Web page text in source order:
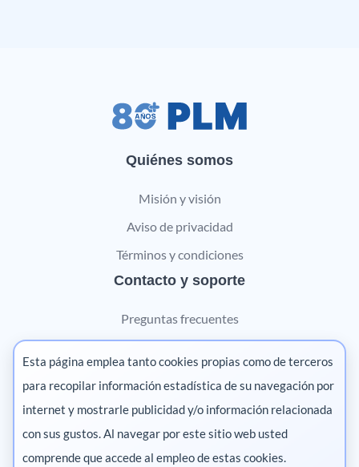
Quiénes somos
Misión y visión
Aviso de privacidad
Términos y condiciones
Contacto y soporte
Preguntas frecuentes
Contáctanos
Marketing digital
Pharma
Esta página emplea tanto cookies propias como de terceros
para recopilar información estadística de su navegación por
internet y mostrarle publicidad y/o información relacionada
con sus gustos. Al navegar por este sitio web usted
comprende que accede al empleo de estas cookies.